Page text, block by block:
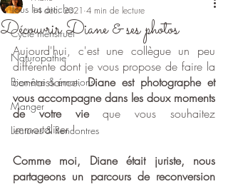
Tous les articles
Cycle menstruel
Naturopathie
Bien-être & émotions
Manger
Lectures & Rencontres
Découvrir Diane & ses photos
14 déc. 2021 4 min de lecture
Aujourd'hui, c'est une collègue un peu
différente dont je vous propose de faire la
connaissance. Diane est photographe et
vous accompagne dans les doux moments
de votre vie que vous souhaitez
immortaliser !
Comme moi, Diane était juriste, nous
partageons un parcours de reconversion